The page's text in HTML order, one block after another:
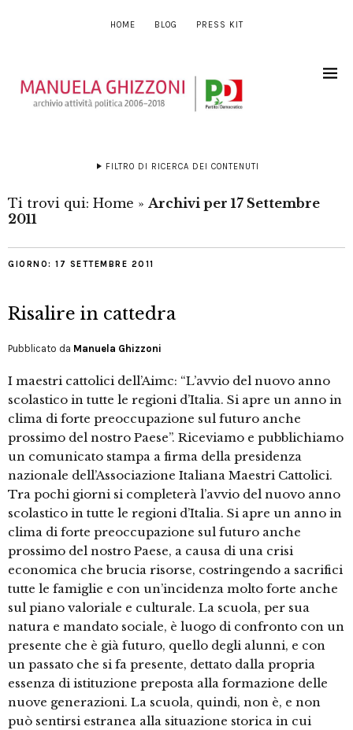
HOME BLOG PRESS KIT
FILTRO DI RICERCA DEI CONTENUTI
Ti trovi qui: Home » Archivi per 17 Settembre
2011
GIORNO: 17 SETTEMBRE 2011
Risalire in cattedra
Pubblicato da Manuela Ghizzoni
I maestri cattolici dell’Aimc: “L’avvio del nuovo anno
scolastico in tutte le regioni d’Italia. Si apre un anno in
clima di forte preoccupazione sul futuro anche
prossimo del nostro Paese”. Riceviamo e pubblichiamo
un comunicato stampa a firma della presidenza
nazionale dell’Associazione Italiana Maestri Cattolici.
Tra pochi giorni si completerà l’avvio del nuovo anno
scolastico in tutte le regioni d’Italia. Si apre un anno in
clima di forte preoccupazione sul futuro anche
prossimo del nostro Paese, a causa di una crisi
economica che brucia risorse, costringendo a sacrifici
tutte le famiglie e con un’incidenza molto forte anche
sul piano valoriale e culturale. La scuola, per sua
natura e mandato sociale, è luogo di confronto con un
presente che è già futuro, quello degli alunni, e con
un passato che si fa presente, dettato dalla propria
essenza di istituzione preposta alla formazione delle
nuove generazioni. La scuola, quindi, non è, e non
può sentirsi estranea alla situazione storica in cui